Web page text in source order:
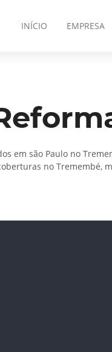
INÍCIO EMPRESA
em são Paulo no
no Tremembé,